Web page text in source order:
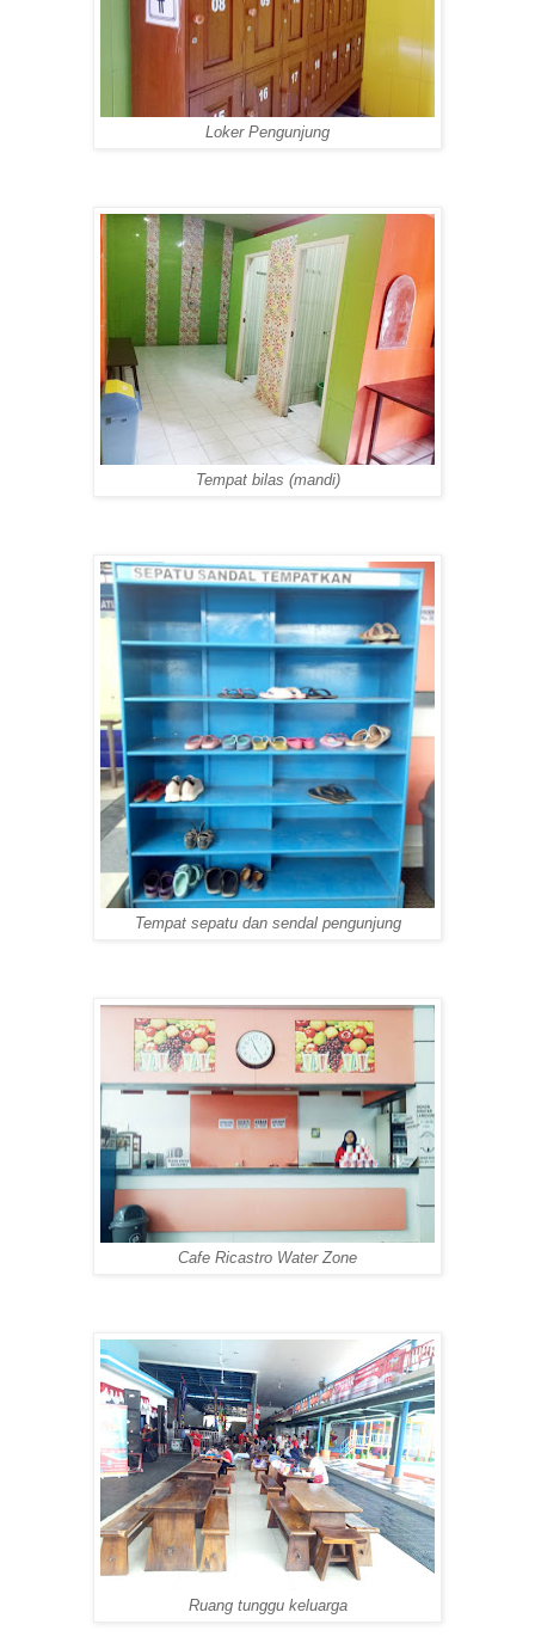
Loker Pengunjung
Tempat bilas (mandi)
Tempat sepatu dan sendal pengunjung
Cafe Ricastro Water Zone
Ruang tunggu keluarga